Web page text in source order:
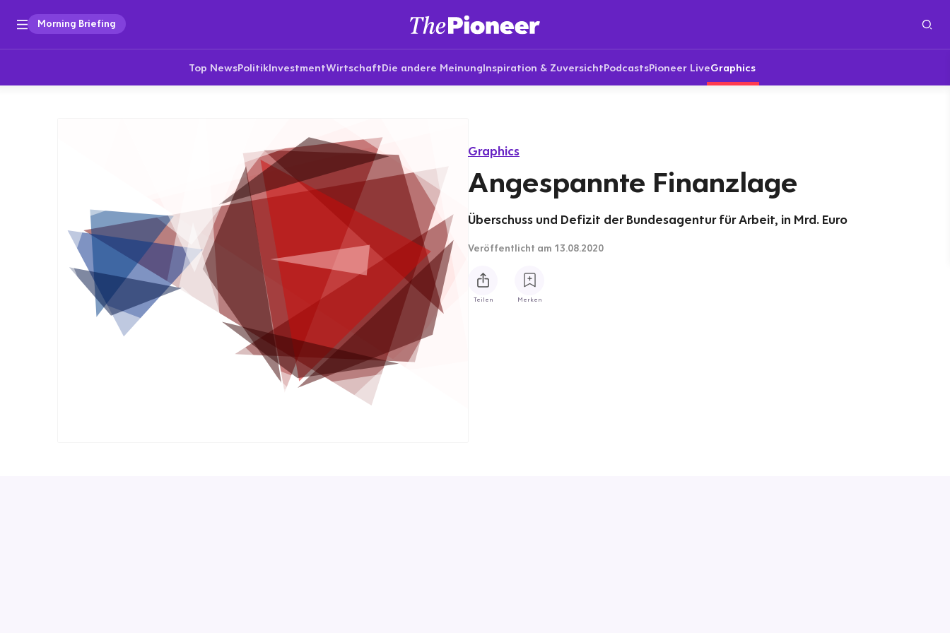
Morning Briefing
Top NewsPolitikInvestmentWirtschaftDie andere MeinungInspiration & ZuversichtPodcastsPioneer LiveGraphics
Graphics
Angespannte Finanzlage
Überschuss und Defizit der Bundesagentur für Arbeit, in Mrd. Euro
Veröffentlicht am 13.08.2020
Teilen Merken